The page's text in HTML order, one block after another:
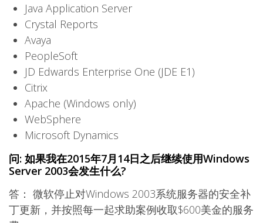
Java Application Server
Crystal Reports
Avaya
PeopleSoft
JD Edwards Enterprise One (JDE E1)
Citrix
Apache (Windows only)
WebSphere
Microsoft Dynamics
问: 如果我在2015年7月14日之后继续使用Windows
Server 2003会发生什么?
答： 微软停止对Windows 2003系统服务器的安全补
丁更新，并按照每一起求助案例收取$600美金的服务